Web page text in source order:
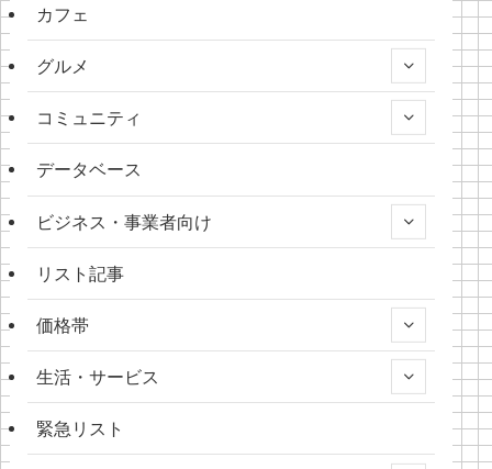
カフェ
グルメ
コミュニティ
データベース
ビジネス・事業者向け
リスト記事
価格帯
生活・サービス
緊急リスト